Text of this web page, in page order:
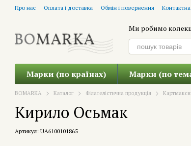
Перейти до основного контенту
Про нас Оплата і доставка Обмін і повернення
Ми робимо
Марки (по країнах) Марки (по
BOMARKA Каталог Філателістична продукція
Кирило Осьмак
Артикул: UA6100101865